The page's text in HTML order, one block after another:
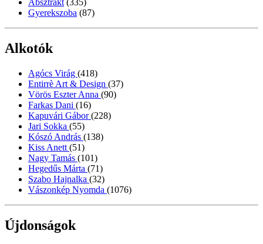
Gyerekszoba (87)
Alkotók
Agócs Virág (418)
Entirrè Art & Design (37)
Vörös Eszter Anna (90)
Farkas Dani (16)
Kapuvári Gábor(228)
Jari Sokka (55)
Kószó András (138)
Kiss Anett (51)
Nagy Tamás (101)
Hegedűs Márta (71)
Szabo Hajnalka (32)
Vászonkép Nyomda (1076)
Újdonságok